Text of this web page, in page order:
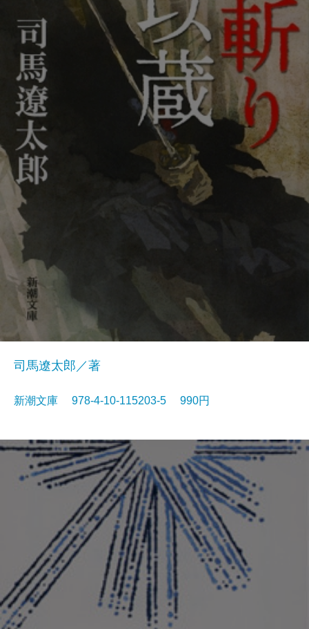
司馬遼太郎／著
新潮文庫 978-4-10-115203-5 990円